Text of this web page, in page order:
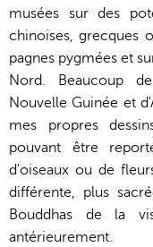
musées sur des
chinoises, grecques
pagnes pygmées et
Nord. Beaucoup
Nouvelle Guinée et
mes propres
pouvant être
d'oiseaux ou de
différente, plus
Bouddhas de la
antérieurement.